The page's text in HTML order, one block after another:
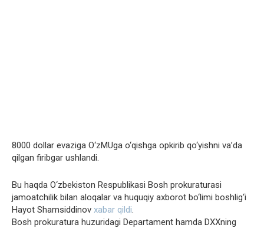
8000 dollar evaziga O‘zMUga o‘qishga opkirib qo‘yishni va’da
qilgan firibgar ushlandi.
Bu haqda O‘zbekiston Respublikasi Bosh prokuraturasi
jamoatchilik bilan aloqalar va huquqiy axborot bo‘limi boshlig‘i
Hayot Shamsiddinov xabar qildi
Bosh prokuratura huzuridagi Departament hamda DXXning